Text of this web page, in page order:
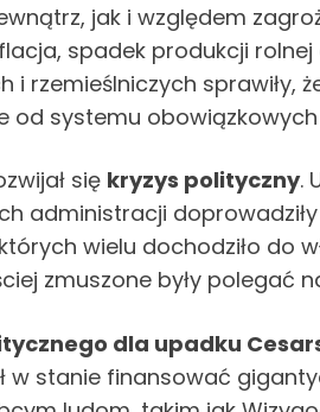
jak i względem
spadek produkcji
i rzemieślniczych
od systemu
się kryzys polityczny.
administracji
wielu dochodziło do
zmuszone były
dla upadku
w stanie finansować